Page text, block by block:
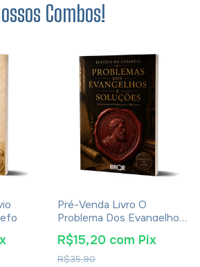
Combos!
Pré-Venda Livro O
Problema Dos Evangelhos
E Soluções- Eusébio De
Cesareia
R$35,90
R$15,20 com Pix